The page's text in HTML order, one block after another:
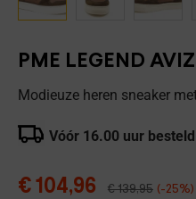
PME LEGEND
Modieuze heren sneaker
Vóór 16.00 uur
€ 104,96 €139,95 (-25%)